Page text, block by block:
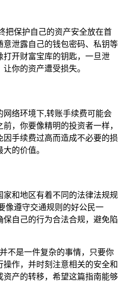
把保护自己的资产安全放在首
泄露自己的钱包密码、私钥等
开财富宝库的钥匙，一旦泄
你的资产遭受损失。
网络环境下,转账手续费可能会
，你要像精明的投资者一样，
手续费过高而造成不必要的损
的价值。
家和地区有着不同的法律法规规
像遵守交通规则的好公民一
自己的行为合法合规，避免陷
不是一件复杂的事情，只要你
作，并时刻注意相关的安全和
产的转移，希望这篇指南能够